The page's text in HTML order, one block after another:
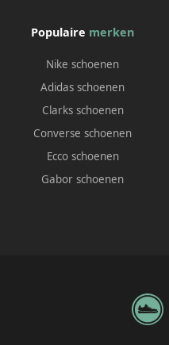
Populaire merken
Nike schoenen
Adidas schoenen
Clarks schoenen
Converse schoenen
Ecco schoenen
Gabor schoenen